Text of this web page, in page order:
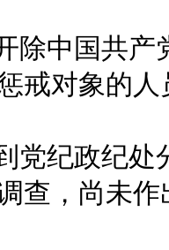
中国共产
戒对象的人
纪政纪处
查，尚未作